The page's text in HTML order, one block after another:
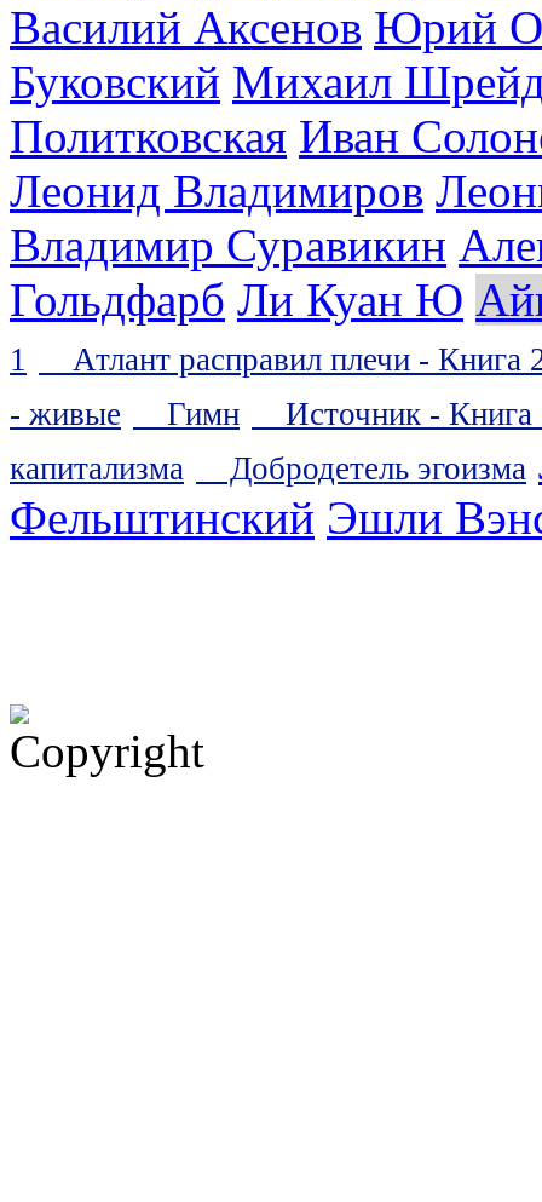
Василий Аксенов Юрий
Буковский Михаил
Политковская Иван
Леонид Владимиров
Владимир Суравикин
Гольдфарб Ли Куан Ю
1
Атлант расправил плечи - Книга
- живые
Гимн
Источник - Книга
капитализма
Добродетель эгоизма
Фельштинский Эшли